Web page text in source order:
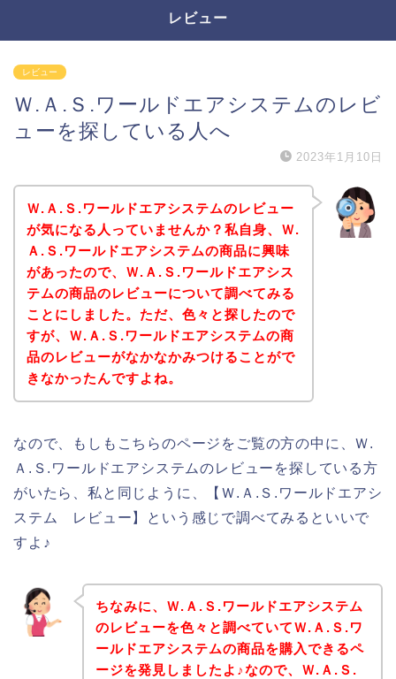
レビュー
レビュー
Ｗ.Ａ.Ｓ.ワールドエアシステムのレビ
ューを探している人へ
2023年1月10日
Ｗ.Ａ.Ｓ.ワールドエアシステムのレビュー
が気になる人っていませんか？私自身、Ｗ.
Ａ.Ｓ.ワールドエアシステムの商品に興味
があったので、Ｗ.Ａ.Ｓ.ワールドエアシス
テムの商品のレビューについて調べてみる
ことにしました。ただ、色々と探したので
すが、Ｗ.Ａ.Ｓ.ワールドエアシステムの商
品のレビューがなかなかみつけることがで
きなかったんですよね。
なので、もしもこちらのページをご覧の方の中に、Ｗ.
Ａ.Ｓ.ワールドエアシステムのレビューを探している方
がいたら、私と同じように、【Ｗ.Ａ.Ｓ.ワールドエアシ
ステム レビュー】という感じで調べてみるといいで
すよ♪
ちなみに、Ｗ.Ａ.Ｓ.ワールドエアシステム
のレビューを色々と調べていてＷ.Ａ.Ｓ.ワ
ールドエアシステムの商品を購入できるペ
ージを発見しましたよ♪なので、Ｗ.Ａ.Ｓ.